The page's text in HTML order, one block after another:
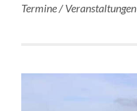
Termine / Veranstaltungen